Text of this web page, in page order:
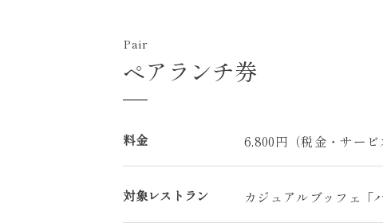
Pair
ペアランチ券
料金 6,800円（税金・サービ
対象レストラン カジュアルブッフェ「